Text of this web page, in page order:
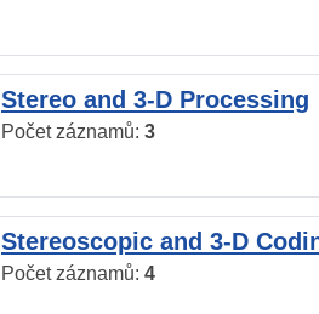
Stereo and 3-D Processing
Počet záznamů: 3
Stereoscopic and 3-D
Počet záznamů: 4